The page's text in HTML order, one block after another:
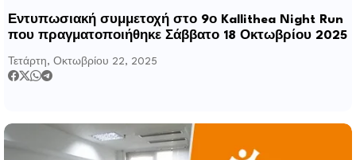
Εντυπωσιακή συμμετοχή στο 9ο Kallithea Night Run
που πραγματοποιήθηκε Σάββατο 18 Οκτωβρίου 2025
Τετάρτη, Οκτωβρίου 22, 2025